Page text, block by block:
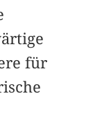
für